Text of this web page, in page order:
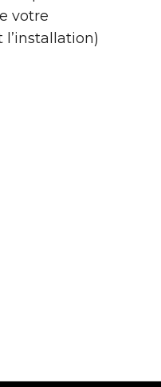
votre